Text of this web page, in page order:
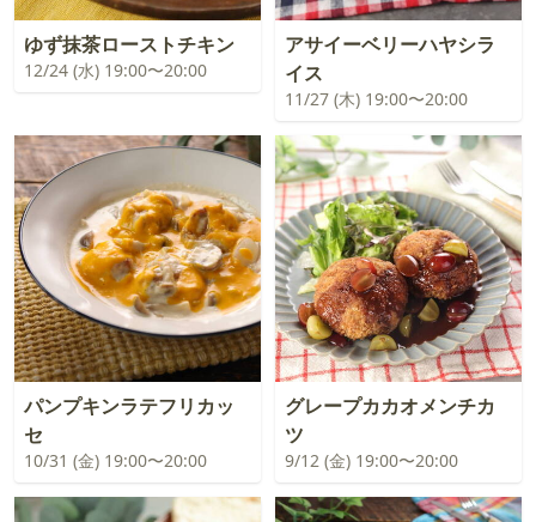
ゆず抹茶ローストチキン
12/24 (水) 19:00〜20:00
アサイーベリーハヤシラ
イス
11/27 (木) 19:00〜20:00
パンプキンラテフリカッ
セ
10/31 (金) 19:00〜20:00
グレープカカオメンチカ
ツ
9/12 (金) 19:00〜20:00